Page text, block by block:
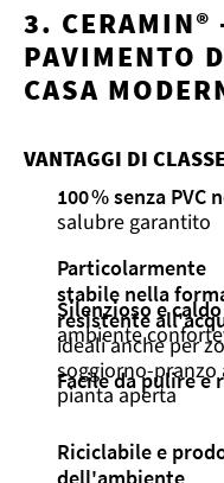
3. CERAMIN®
PAVIMENTO
CASA
VANTAGGI DI
100 % senza
salubre garantito
Particolarmente
stabile nella
resistente
ideali anche per
soggiorno-pranzo
pianta aperta
Silenzioso e
ambiente
Facile da pulire e
Riciclabile e